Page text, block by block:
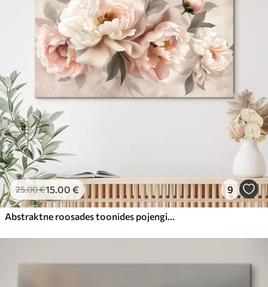
25.00€15.00 € 9
Abstraktne roosades toonides pojengide kimp